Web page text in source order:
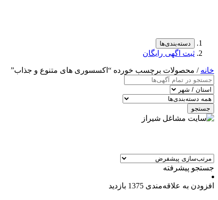
دسته‌بندی‌ها
ثبت اگهی رایگان
خانه / محصولات برچسب خورده “اکسسوری های متنوع و جذاب”
جستجو
جستجو پیشرفته
افزودن به علاقه‌مندی 1375 بازدید